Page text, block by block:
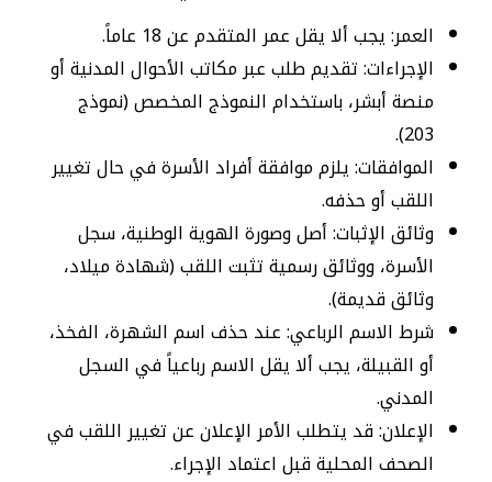
العمر: يجب ألا يقل عمر المتقدم عن 18 عاماً.
الإجراءات: تقديم طلب عبر مكاتب الأحوال المدنية أو
منصة أبشر، باستخدام النموذج المخصص (نموذج
203).
الموافقات: يلزم موافقة أفراد الأسرة في حال تغيير
اللقب أو حذفه.
وثائق الإثبات: أصل وصورة الهوية الوطنية، سجل
الأسرة، ووثائق رسمية تثبت اللقب (شهادة ميلاد،
وثائق قديمة).
شرط الاسم الرباعي: عند حذف اسم الشهرة، الفخذ،
أو القبيلة، يجب ألا يقل الاسم رباعياً في السجل
المدني.
الإعلان: قد يتطلب الأمر الإعلان عن تغيير اللقب في
الصحف المحلية قبل اعتماد الإجراء.